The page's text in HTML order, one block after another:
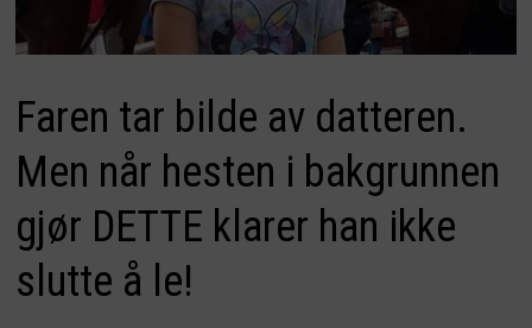
Faren tar bilde av datteren.
Men når hesten i bakgrunnen
gjør DETTE klarer han ikke
slutte å le!